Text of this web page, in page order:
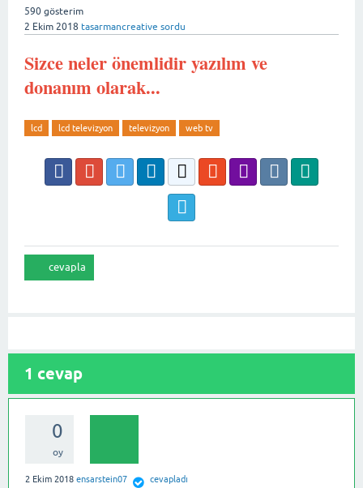
590 gösterim
2 Ekim 2018 tasarmancreative sordu
Sizce neler önemlidir yazılım ve
donanım olarak...
lcd lcd televizyon televizyon web tv
1 cevap
0
oy
2 Ekim 2018 ensarstein07
cevapladı